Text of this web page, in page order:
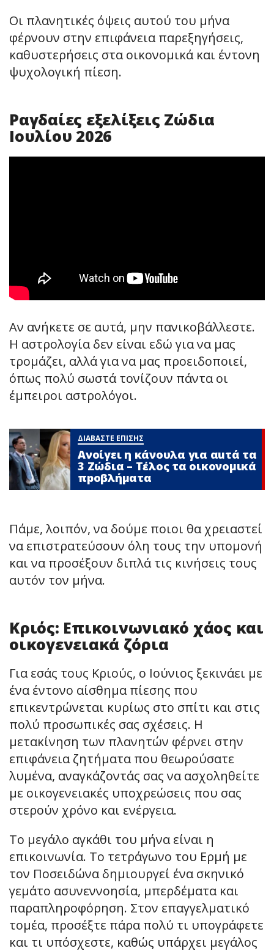
Οι πλανητικές όψεις αυτού του μήνα
φέρνουν στην επιφάνεια παρεξηγήσεις,
καθυστερήσεις στα οικονομικά και έντονη
ψυχολογική πίεση.
Ραγδαίες εξελίξεις Ζώδια
Ιουλίου 2026
Αν ανήκετε σε αυτά, μην πανικοβάλλεστε.
Η αστρολογία δεν είναι εδώ για να μας
τρομάζει, αλλά για να μας προειδοποιεί,
όπως πολύ σωστά τονίζουν πάντα οι
έμπειροι αστρολόγοι.
ΔΙΑΒΑΣΤΕ ΕΠΙΣΗΣ
Ανοίγει η κάνουλα για αuτά τα
3 Zώδια – Τέλος τα οικονομικά
πpοβλήματα
Πάμε, λοιπόν, να δούμε ποιοι θα χρειαστεί
να επιστρατεύσουν όλη τους την υπομονή
και να προσέξουν διπλά τις κινήσεις τους
αυτόν τον μήνα.
Κριός: Επικοινωνιακό χάος και
οικογενειακά ζόρια
Για εσάς τους Κριούς, ο Ιούνιος ξεκινάει με
ένα έντονο αίσθημα πίεσης που
επικεντρώνεται κυρίως στο σπίτι και στις
πολύ προσωπικές σας σχέσεις. Η
μετακίνηση των πλανητών φέρνει στην
επιφάνεια ζητήματα που θεωρούσατε
λυμένα, αναγκάζοντάς σας να ασχοληθείτε
με οικογενειακές υποχρεώσεις που σας
στερούν χρόνο και ενέργεια.
Το μεγάλο αγκάθι του μήνα είναι η
επικοινωνία. Το τετράγωνο του Ερμή με
τον Ποσειδώνα δημιουργεί ένα σκηνικό
γεμάτο ασυνεννοησία, μπερδέματα και
παραπληροφόρηση. Στον επαγγελματικό
τομέα, προσέξτε πάρα πολύ τι υπογράφετε
και τι υπόσχεστε, καθώς υπάρχει μεγάλος